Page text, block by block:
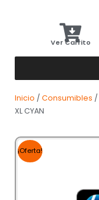
Ver Carrito
Inicio / Consumibles /
XL CYAN
¡Oferta!